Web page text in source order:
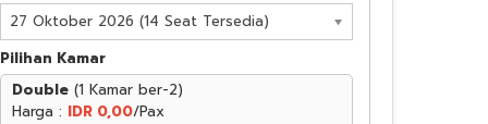
27 Oktober 2026 (14 Seat Tersedia)
Pilihan Kamar
Double (1 Kamar ber-2)
Harga : IDR 0,00/Pax